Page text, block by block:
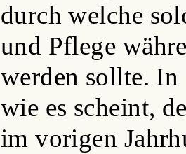
durch welche
und Pflege
werden sollte.
wie es scheint,
im vorigen